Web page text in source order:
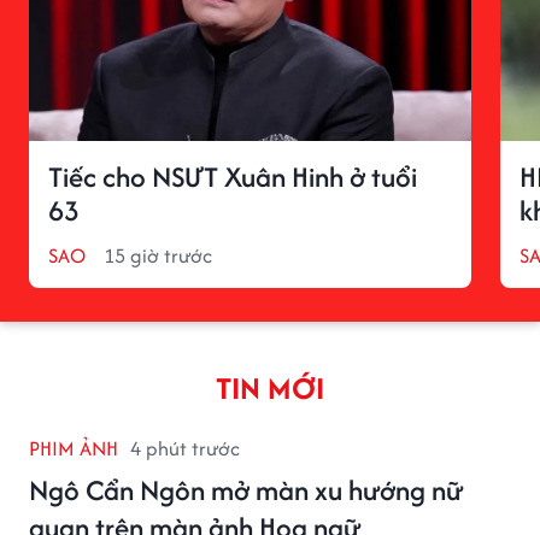
Tiếc cho NSƯT Xuân Hinh ở tuổi
63
SAO 15 giờ trước
TIN MỚI
PHIM ẢNH 4 phút trước
Ngô Cẩn Ngôn mở màn xu hướng nữ